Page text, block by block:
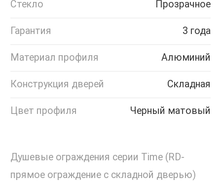
Стекло Прозрачное
Гарантия 3 года
Материал профиля Алюминий
Конструкция дверей Складная
Цвет профиля Черный матовый
Душевые ограждения серии Time (RD-
прямое ограждение c складной дверью)